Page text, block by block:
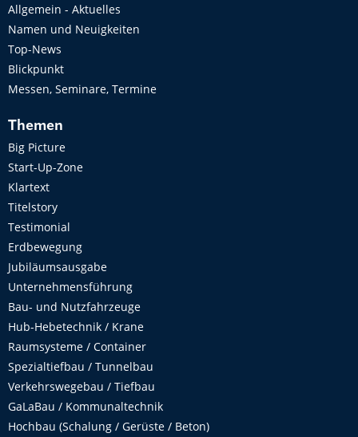
Allgemein - Aktuelles
Namen und Neuigkeiten
Top-News
Blickpunkt
Messen, Seminare, Termine
Themen
Big Picture
Start-Up-Zone
Klartext
Titelstory
Testimonial
Erdbewegung
Jubiläumsausgabe
Unternehmensführung
Bau- und Nutzfahrzeuge
Hub-Hebetechnik / Krane
Raumsysteme / Container
Spezialtiefbau / Tunnelbau
Verkehrswegebau / Tiefbau
GaLaBau / Kommunaltechnik
Hochbau (Schalung / Gerüste / Beton)